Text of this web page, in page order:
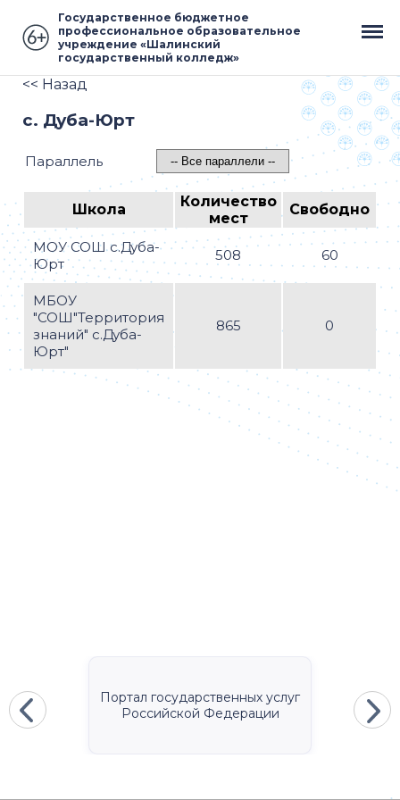
Государственное бюджетное
профессиональное образовательное
учреждение «Шалинский
государственный колледж»
<< Назад
с. Дуба-Юрт
Параллель
Школа
Количество
мест
Свободно
МОУ СОШ с.Дуба-
Юрт
508 60
МБОУ
"СОШ"Территория
знаний" с.Дуба-
Юрт"
865 0
Портал государственных услуг
Российской Федерации